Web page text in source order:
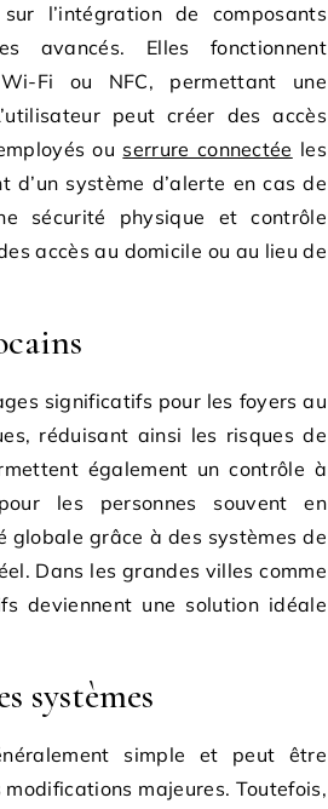
l’intégration de composants
avancés. Elles fonctionnent
Fi ou NFC, permettant une
peut créer des accès
ou serrure connectée les
d’un système d’alerte en cas de
sécurité physique et contrôle
accès au domicile ou au lieu de
significatifs pour les foyers au
réduisant ainsi les risques de
également un contrôle à
les personnes souvent en
globale grâce à des systèmes de
Dans les grandes villes comme
deviennent une solution idéale
systèmes
simple et peut être
majeures. Toutefois,